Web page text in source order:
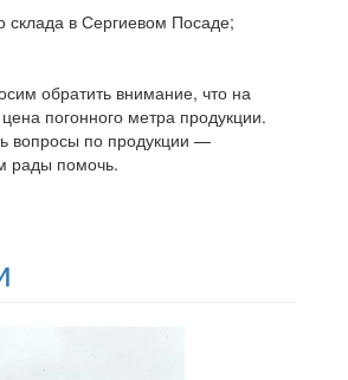
склада в Сергиевом Посаде;
обратить внимание, что на
погонного метра продукции.
вопросы по продукции —
рады помочь.